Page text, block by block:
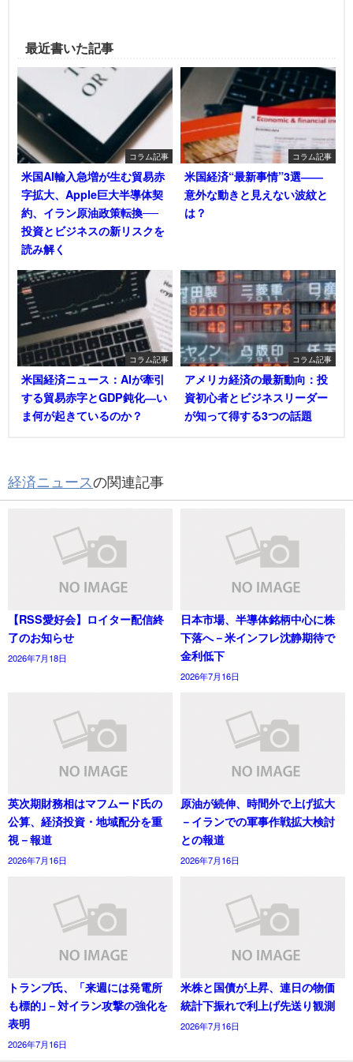
最近書いた記事
コラム記事
米国AI輸入急増が生む貿易赤
字拡大、Apple巨大半導体契
約、イラン原油政策転換──
投資とビジネスの新リスクを
読み解く
コラム記事
米国経済“最新事情”3選――
意外な動きと見えない波紋と
は？
コラム記事
米国経済ニュース：AIが牽引
する貿易赤字とGDP鈍化―い
ま何が起きているのか？
コラム記事
アメリカ経済の最新動向：投
資初心者とビジネスリーダー
が知って得する3つの話題
経済ニュースの関連記事
【RSS愛好会】ロイター配信終
了のお知らせ
2026年7月18日
日本市場、半導体銘柄中心に株
下落へ－米インフレ沈静期待で
金利低下
2026年7月16日
英次期財務相はマフムード氏の
公算、経済投資・地域配分を重
視－報道
2026年7月16日
原油が続伸、時間外で上げ拡大
－イランでの軍事作戦拡大検討
との報道
2026年7月16日
トランプ氏、「来週には発電所
も標的｣－対イラン攻撃の強化を
表明
2026年7月16日
米株と国債が上昇、連日の物価
統計下振れで利上げ先送り観測
2026年7月16日